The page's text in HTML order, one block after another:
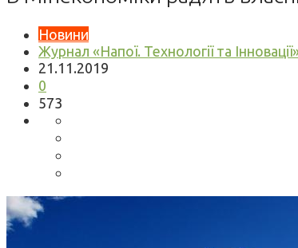
Новини
Журнал «Напої. Технології та
21.11.2019
0
573